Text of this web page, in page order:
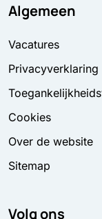
Algemeen
Vacatures
Privacyverklaring
Cookies
Over de website
Sitemap
Volg ons